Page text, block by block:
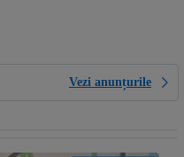
Vezi anunțurile